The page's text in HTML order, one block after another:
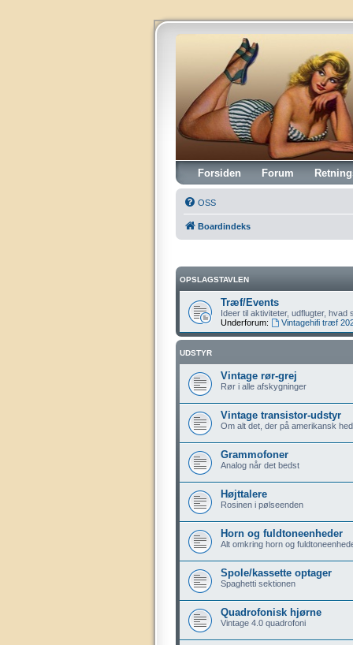
Vintagehifi.dk
Forsiden Forum
OSS
Boardindeks
OPSLAGSTAVLEN
Træf/Events
Ideer til aktiviteter, udflugter, hvad
Underforum:
Vintagehifi træf
UDSTYR
Vintage rør-grej
Rør i alle afskygninger
Vintage transistor-udstyr
Om alt det, der på amerikansk
Grammofoner
Analog når det bedst
Højttalere
Rosinen i pølseenden
Horn og fuldtoneenheder
Alt omkring horn og
Spole/kassette optager
Spaghetti sektionen
Quadrofonisk hjørne
Vintage 4.0 quadrofoni